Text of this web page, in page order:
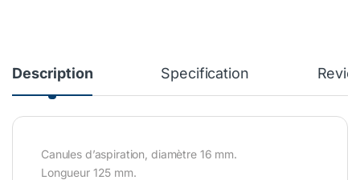
Description Specification
Canules d’aspiration, diamètre 16 mm.
Longueur 125 mm.